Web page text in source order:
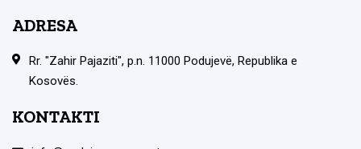
ADRESA
Rr. "Zahir Pajaziti", p.n. 11000 Podujevë, Republika e
Kosovës.
KONTAKTI